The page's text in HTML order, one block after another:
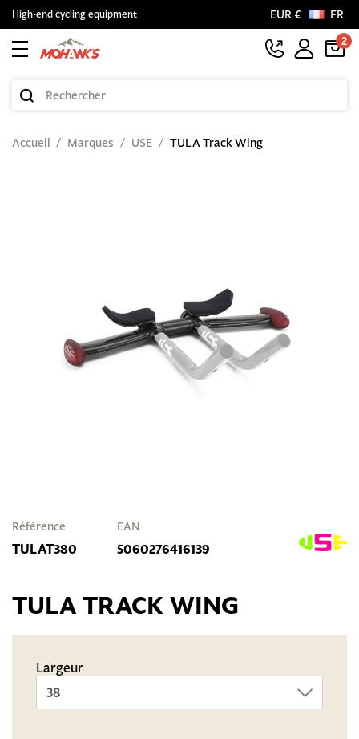
High-end cycling equipment EUR €
FR
2
Accueil Marques USE TULA Track Wing
Référence
TULAT380
EAN
5060276416139
TULA TRACK WING
Largeur